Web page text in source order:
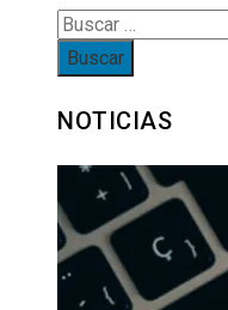
Buscar:
NOTICIAS